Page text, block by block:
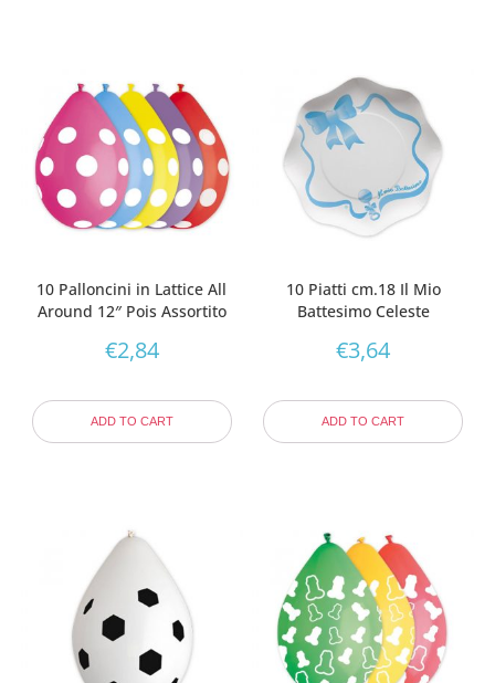
10 Palloncini in Lattice All
Around 12″ Pois Assortito
€2,84
ADD TO CART
10 Piatti cm.18 Il Mio
Battesimo Celeste
€3,64
ADD TO CART